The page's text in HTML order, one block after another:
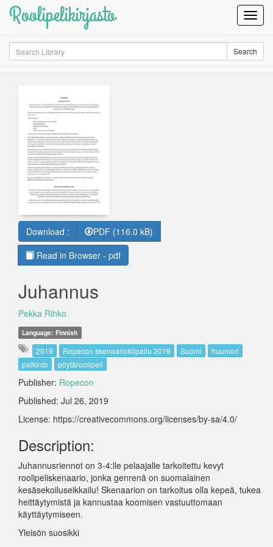
Roolipelikirjasto
Search Search
Download :
PDF (116.0 kB)
Read in Browser - pdf
Juhannus
Pekka Rihko
Language: Finnish
2019 Ropecon skenaariokilpailu 2019 Suomi
huumori
palkinto
pöytäroolipeli
Publisher: Ropecon
Published: Jul 26, 2019
License: https://creativecommons.org/licenses/by-sa/4.0/
Description:
Juhannusriennot on 3-4:lle pelaajalle tarkoitettu kevyt
roolipeliskenaario, jonka genrenä on suomalainen
kesäsekoiluseikkailu! Skenaarion on tarkoitus olla kepeä, tukea
heittäytymistä ja kannustaa koomisen vastuuttomaan
käyttäytymiseen.
Yleisön suosikki